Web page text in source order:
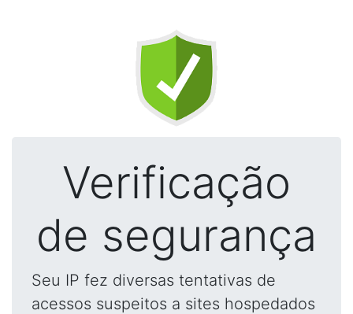
Verificação
de segurança
Seu IP fez diversas tentativas de
acessos suspeitos a sites hospedados